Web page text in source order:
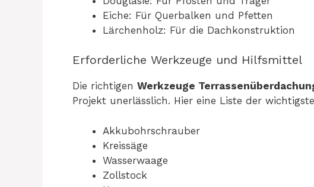
Eiche: Für Querbalken und Pfetten
Lärchenholz: Für die Dachkonstruktion
Erforderliche Werkzeuge und Hilfsmittel
Die richtigen Werkzeuge
Projekt unerlässlich. Hier eine Liste der
Akkubohrschrauber
Kreissäge
Wasserwaage
Zollstock